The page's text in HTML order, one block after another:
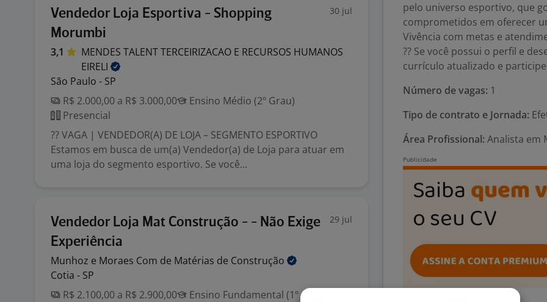
Vendedor Loja Esportiva - Shopping
Morumbi
30 jul
3,1
MENDES TALENT TERCEIRIZACAO E RECURSOS HUMANOS
EIRELI
São Paulo - SP
R$ 2.000,00 a R$ 3.000,00
Ensino Médio (2º Grau)
Presencial
?? VAGA | VENDEDOR(A) DE LOJA – SEGMENTO ESPORTIVO
Estamos em busca de um(a) Vendedor(a) de Loja para atuar em
uma loja do segmento esportivo. Se você...
Vendedor Loja Mat Construção - - Não Exige
Experiência
29 jul
Munhoz e Moraes Com de Matérias de Construção
Cotia - SP
R$ 2.100,00 a R$ 2.900,00
Ensino Fundamental (1º grau)
pelo universo esportivo, que
comprometidos em oferecer
Vivência com metas e
?? Se você possui o perfil e
currículo atualizado e
Número de vagas: 1
Tipo de contrato e Jornada:
Área Profissional: Analista em